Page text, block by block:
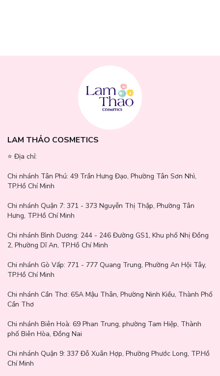
LAM THẢO COSMETICS
⭐️ Địa chỉ:
Chi nhánh Tân Phú: 49 Trần Hưng Đạo, Phường Tân Sơn Nhì,
TP.Hồ Chí Minh
Chi nhánh Quận 7: 371 - 373 Nguyễn Thị Thập, Phường Tân
Hưng, TP.Hồ Chí Minh
Chi nhánh Bình Dương: 244 - 246 Đường GS1, Khu phố Nhị Đồng
2, Phường Dĩ An, TP.Hồ Chí Minh
Chi nhánh Gò Vấp: 771 - 777 Quang Trung, Phường An Hội Tây,
TP.Hồ Chí Minh
Chi nhánh Cần Thơ: 65A Mậu Thân, Phường Ninh Kiều, Thành Phố
Cần Thơ
Chi nhánh Biên Hoà: 69 Phan Trung, phường Tam Hiệp, Thành
phố Biên Hòa, Đồng Nai
Chi nhánh Quận 9: 337 Đỗ Xuân Hợp, Phường Phước Long, TP.Hồ
Chí Minh